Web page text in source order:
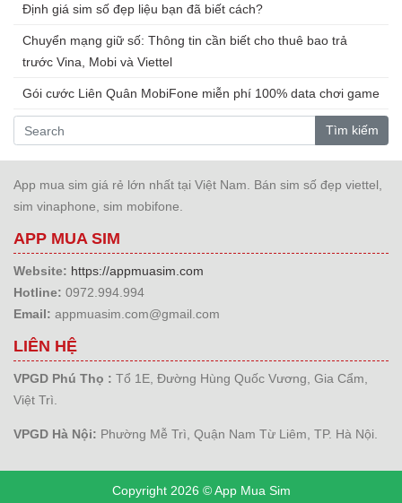
Định giá sim số đẹp liệu bạn đã biết cách?
Chuyển mạng giữ số: Thông tin cần biết cho thuê bao trả
trước Vina, Mobi và Viettel
Gói cước Liên Quân MobiFone miễn phí 100% data chơi game
Tìm kiếm
App mua sim giá rẻ lớn nhất tại Việt Nam. Bán sim số đẹp viettel,
sim vinaphone, sim mobifone.
APP MUA SIM
Website: https://appmuasim.com
Hotline: 0972.994.994
Email: appmuasim.com@gmail.com
LIÊN HỆ
VPGD Phú Thọ : Tổ 1E, Đường Hùng Quốc Vương, Gia Cẩm,
Việt Trì.
VPGD Hà Nội: Phường Mễ Trì, Quận Nam Từ Liêm, TP. Hà Nội.
Copyright 2026 © App Mua Sim